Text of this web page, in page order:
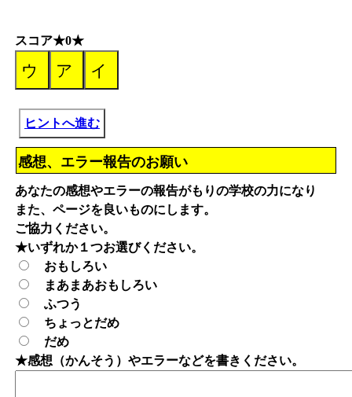
スコア★0★
ヒントへ進む
感想、エラー報告のお願い
あなたの感想やエラーの報告がもりの学校の力になり
また、ページを良いものにします。
ご協力ください。
★いずれか１つお選びください。
おもしろい
まあまあおもしろい
ふつう
ちょっとだめ
だめ
★感想（かんそう）やエラーなどを書きください。